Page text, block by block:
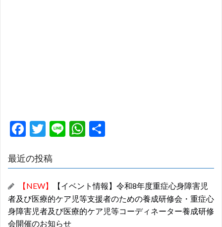
F
e
o
o
T
itt
Li W
A
p
最近の投稿
【NEW】
【イベント情報】令和8年度重症心身障害児
者及び医療的ケア児等支援者のための養成研修会・重症心
身障害児者及び医療的ケア児等コーディネーター養成研修
会開催のお知らせ